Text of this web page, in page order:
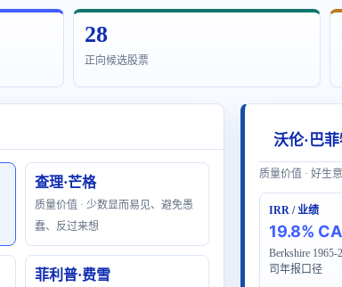
28
正向候选股票
查理·芒格
质量价值 · 少数显而易见、避免愚
蠢、反过来想
菲利普·费雪
沃伦·巴
质量价值 · 好生
IRR / 业绩
19.8%
Berkshire 1965-
司年报口径